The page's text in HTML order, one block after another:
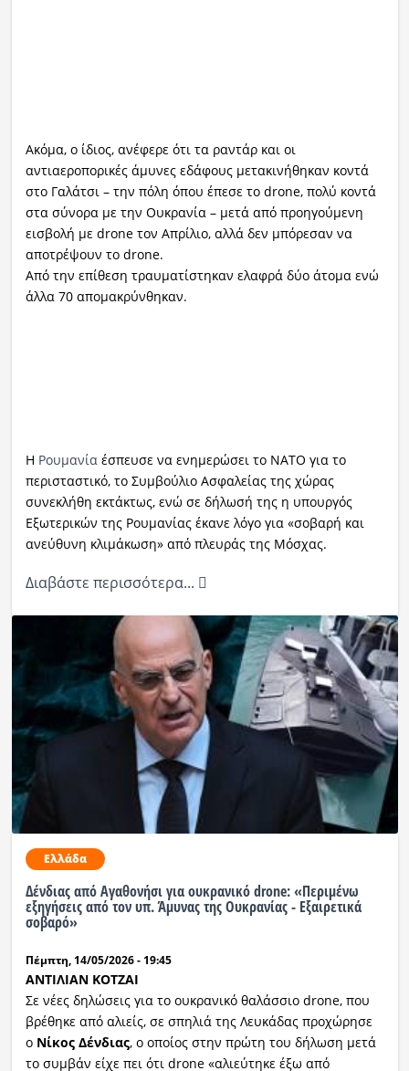
Ακόμα, ο ίδιος, ανέφερε ότι τα ραντάρ και οι
αντιαεροπορικές άμυνες εδάφους μετακινήθηκαν κοντά
στο Γαλάτσι – την πόλη όπου έπεσε το drone, πολύ κοντά
στα σύνορα με την Ουκρανία – μετά από προηγούμενη
εισβολή με drone τον Απρίλιο, αλλά δεν μπόρεσαν να
αποτρέψουν το drone.
Από την επίθεση τραυματίστηκαν ελαφρά δύο άτομα ενώ
άλλα 70 απομακρύνθηκαν.
Η Ρουμανίαέσπευσε να ενημερώσει το ΝΑΤΟ για το
περισταστικό, το Συμβούλιο Ασφαλείας της χώρας
συνεκλήθη εκτάκτως, ενώ σε δήλωσή της η υπουργός
Εξωτερικών της Ρουμανίας έκανε λόγο για «σοβαρή και
ανεύθυνη κλιμάκωση» από πλευράς της Μόσχας.
Διαβάστε περισσότερα...
Ελλάδα
Δένδιας από Αγαθονήσι για ουκρανικό drone: «Περιμένω
εξηγήσεις από τον υπ. Άμυνας της Ουκρανίας - Εξαιρετικά
σοβαρό»
Πέμπτη, 14/05/2026 - 19:45
ΑΝΤΙΛΙΑΝ ΚΟΤΖΑΙ
Σε νέες δηλώσεις για το ουκρανικό θαλάσσιο drone, που
βρέθηκε από αλιείς, σε σπηλιά της Λευκάδας προχώρησε
ο Νίκος Δένδιας, ο οποίος στην πρώτη του δήλωση μετά
το συμβάν είχε πει ότι drone «αλιεύτηκε έξω από